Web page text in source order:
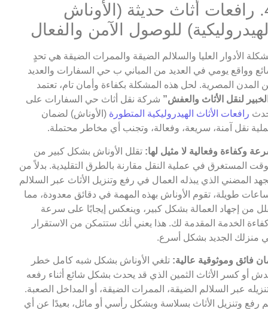
4. رافعات أثاث حديثة (الأوناش
للوصول الآمن والفعال
الأدوار العليا والسلالم الضيقة والممرات الضيقة هي تحدٍ
وواقع يومي في العديد من المباني ب حي السفارات والعديد
المدن المصرية. لحل هذه المشكلة بكفاءة وأمان تام، تعتمد
لنقل الأثاث والعفش” شركة نقل أثاث حي السفارات على
رافعات الأثاث الهيدروليكية المتطورة (الأوناش) لضمان
نقل آمنة، سريعة، وفعالة، وتجنب أي مخاطر محتملة.
وكفاءة وفعالية لا مثيل لها: تقلل الأوناش بشكل كبير من
المستغرق في عملية النقل مقارنة بالطرق التقليدية. بدلاً من
المضني الذي يبذله العمال في رفع وتنزيل الأثاث عبر السلالم
طويلة، تقوم الأوناش بهذه المهمة في دقائق معدودة، مما
من إجهاد العمالة بشكل كبير، وينعكس إيجابًا على سرعة
الخدمة المقدمة لك. هذا يعني أنك ستتمكن من الاستقرار
منزلك الجديد بشكل أسرع.
فائق وموثوقية عالية: تلغي الأوناش بشكل شبه كامل خطر
أو كسر الأثاث الثمين الذي قد يحدث بشكل شائع أثناء رفعه
عبر السلالم الضيقة، الممرات الضيقة، أو المداخل الصعبة.
رفع وتنزيل الأثاث بسلاسة وبشكل رأسي أو مائل، بعيدًا عن أي